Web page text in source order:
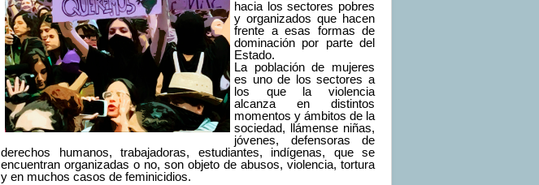
hacia los sectores pobres
y organizados que hacen
frente a esas formas de
dominación por parte del
Estado.
La población de mujeres
es uno de los sectores a
los que la violencia
alcanza en distintos
momentos y ámbitos de la
sociedad, llámense niñas,
jóvenes, defensoras de
derechos humanos, trabajadoras, estudiantes, indígenas, que se
encuentran organizadas o no, son objeto de abusos, violencia, tortura
y en muchos casos de feminicidios.